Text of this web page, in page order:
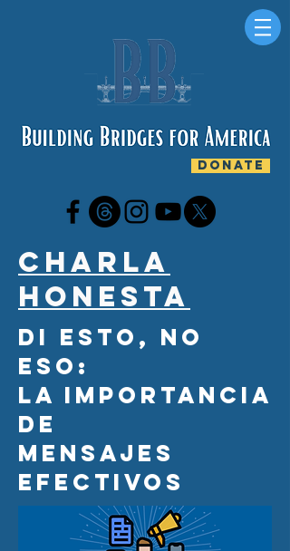
DONATE
Charla
honesta
Di esto, no
eso:
La importancia
de
mensajes
efectivos